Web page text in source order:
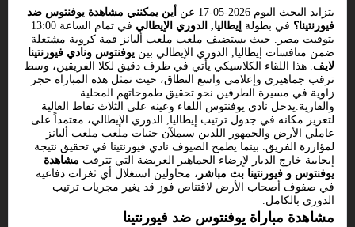
يتزايد البحث اليوم 2026-05-17 عن
أين يمكنني مشاهدة يوفنتوس ضد
فيورنتينا؟ في بطولة إيطاليا, الدوري الإيطالي
في تمام الساعة 13:00
بتوقيت مصر. حيث يستضيف ملعب ملعب أليانز قمة كروية مشتعلة
ضمن منافسات إيطاليا, الدوري الإيطالي بين يوفنتوس ونادي فيورنتينا
لايف. هذا اللقاء الكلاسيكي يأتي في ظرف دقيق لكلا الفريقين، وسط
ترقب جماهيري وإعلامي واسع النطاق، حيث تمثل هذه المباراة حجر
زاوية في مسيرة الطرفين نحو تحقيق طموحاتهم المحلية
والقارية.يدخل نادى يوفنتوس اللقاء وعينه على الثلاث نقاط الغالية
لتعزيز مكانه في جدول ترتيب إيطاليا, الدوري الإيطالي، معتمداً على
عاملي الأرض والجمهور اللذين سيملآن جنبات ملعب ملعب أليانز
لمؤازرة الفريق. بينما يطمح الضيوف نادي فيورنتينا في تحقيق نتيجة
إيجابية خارج الديار لإرضاء الجماهير العريضة التي تترقب مشاهدة
يوفنتوس و فيورنتينا بث مباشر ، محاولين استغلال أي ثغرات دفاعية
في صفوف أصحاب الأرض لاقتناص فوز قد يغير مجريات ترتيب
الدوري بالكامل.
مشاهدة مباراة يوفنتوس ضد فيورنتينا